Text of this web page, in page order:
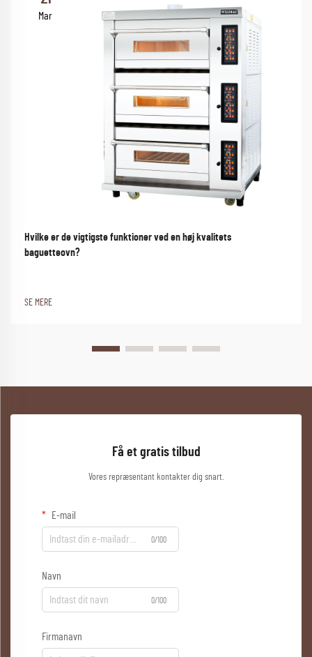
Mar
Hvilke er de vigtigste funktioner ved en høj kvalitets
baguetteovn?
SE MERE
Få et gratis tilbud
Vores repræsentant kontakter dig snart.
E-mail
0/100
Navn
0/100
Firmanavn